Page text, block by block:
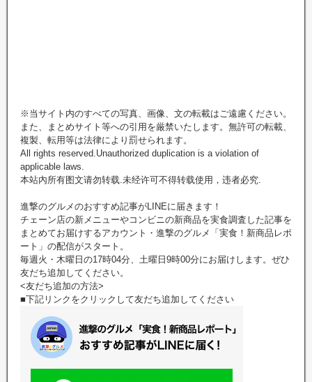
※当サイト内のすべての写真、画像、文の転載はご遠慮ください。
また、まとめサイト等への引用を厳禁いたします。無許可の転載、
複製、転用等は法律により罰せられます。
All rights reserved.Unauthorized duplication is a violation of
applicable laws.
本站內所有图文请勿转载.未经许可不得转载使用，违者必究.
進撃のグルメのおすすめ記事がLINEに届きます！
チェーン店の新メニューやコンビニの新商品を実食調査した記事を
まとめてお届けするアカウント・進撃のグルメ「実食！新商品レポ
ート」の配信がスタート。
毎週火・木曜日の17時04分、土曜日9時00分にお届けします。ぜひ
友だち追加してください。
<友だち追加の方法>
■下記リンクをクリックして友だち追加してください